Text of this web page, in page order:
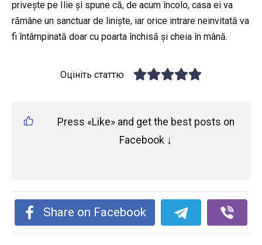
privește pe Ilie și spune că, de acum încolo, casa ei va
rămâne un sanctuar de liniște, iar orice intrare neinvitată va
fi întâmpinată doar cu poarta închisă și cheia în mână.
Оцініть статтю
Press «Like» and get the best posts on
Facebook ↓
Share on Facebook